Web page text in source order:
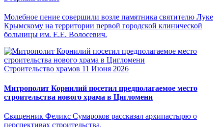
Молебное пение совершили возле памятника святителю Луке
Крымскому на территории первой городской клинической
больницы им. Е.Е. Волосевич.
Строительство храмов 11 Июня 2026
Митрополит Корнилий посетил предполагаемое место
строительства нового храма в Цигломени
Священник Феликс Сумароков рассказал архипастырю о
перспективах строительства.